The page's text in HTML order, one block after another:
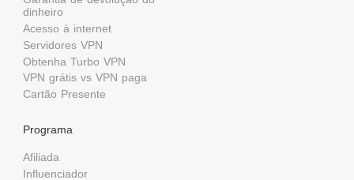
dinheiro
Acesso à internet
Servidores VPN
Obtenha Turbo VPN
VPN grátis vs VPN paga
Cartão Presente
Programa
Afiliada
Influenciador